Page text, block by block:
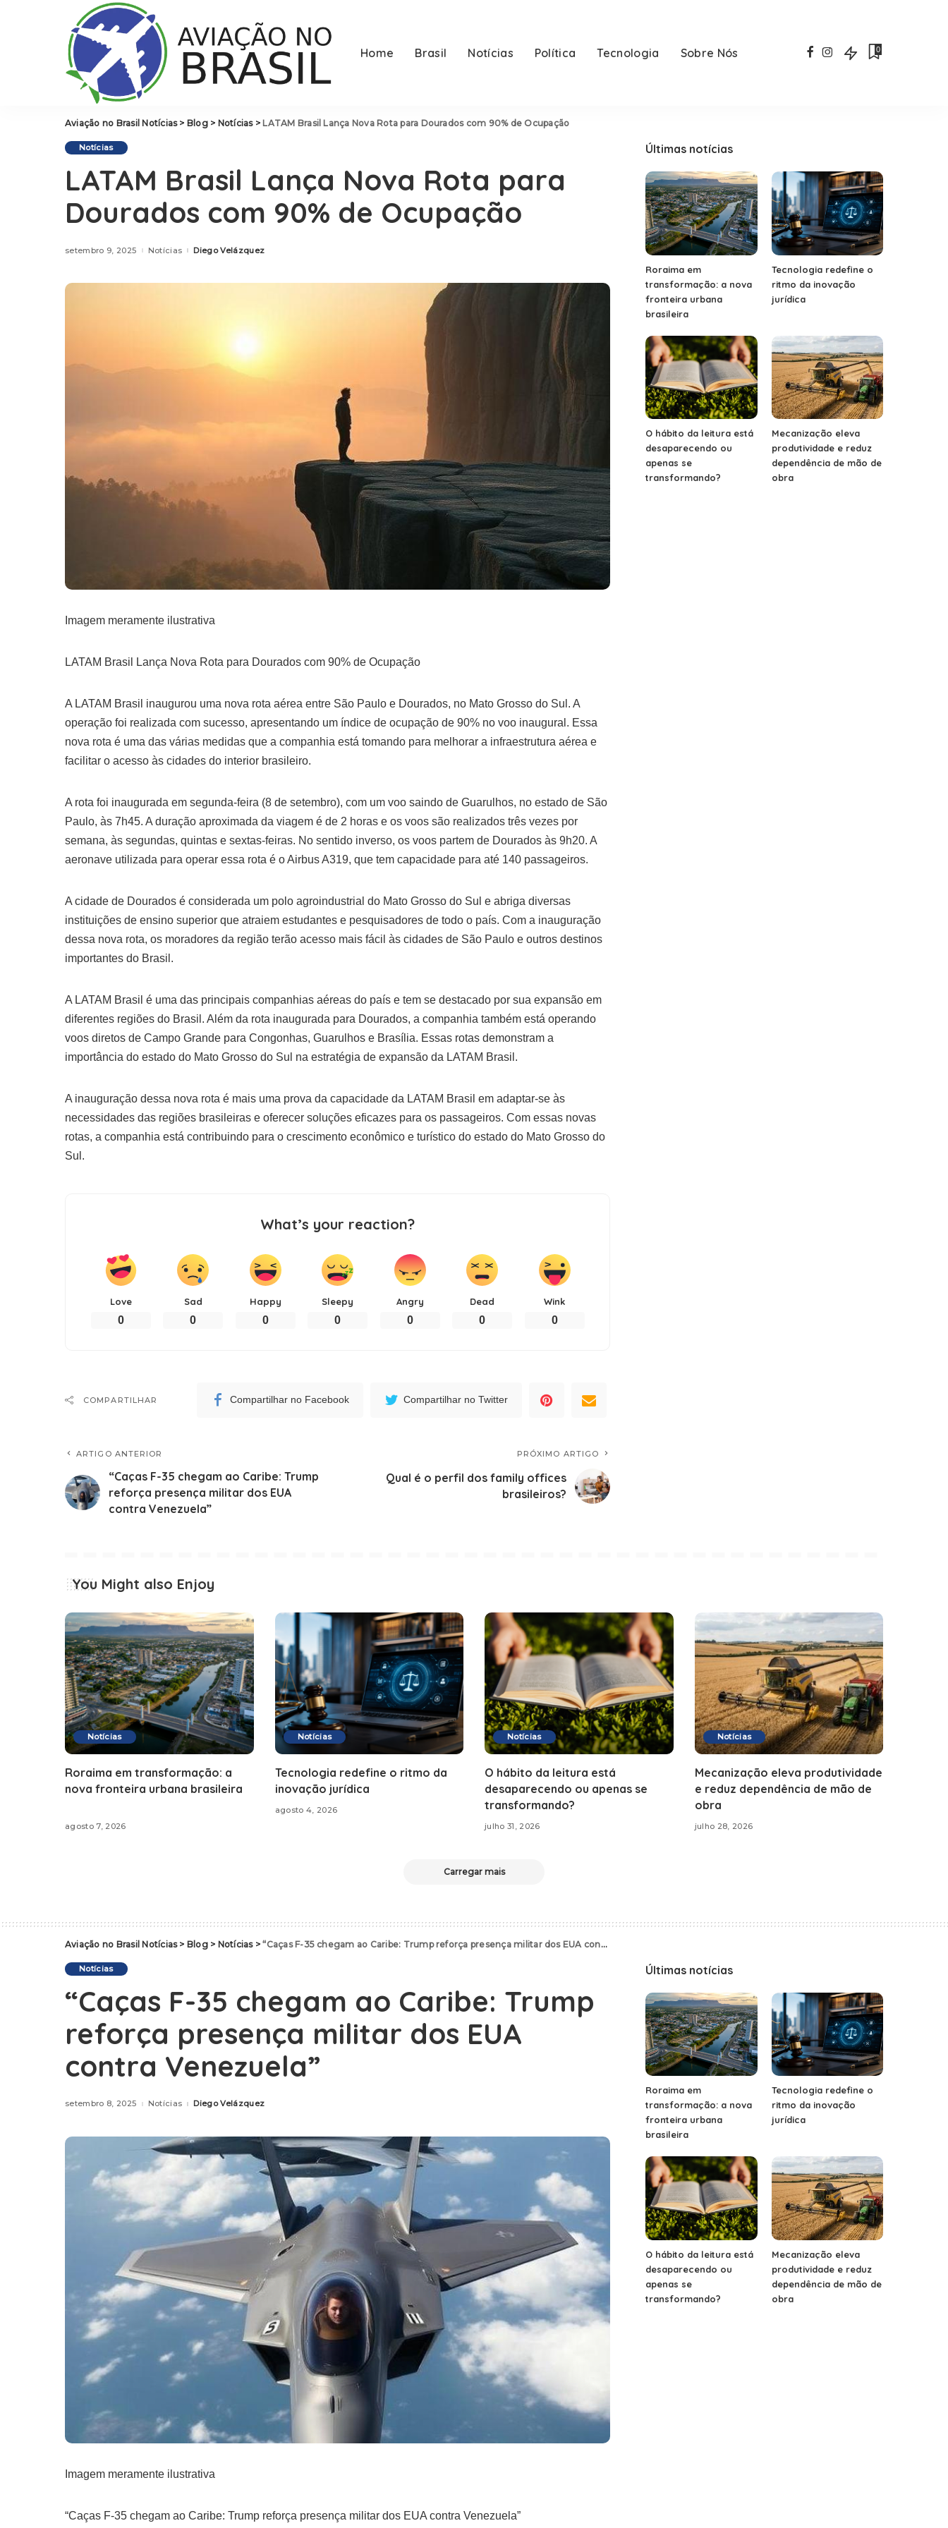
Home Brasil Notícias Política Tecnologia Sobre Nós 0
Aviação no Brasil Notícias> Blog> Notícias> LATAM Brasil Lança Nova Rota para Dourados com 90% de Ocupação
Notícias
LATAM Brasil Lança Nova Rota para
Dourados com 90% de Ocupação
setembro 9, 2025 NotíciasPosted
Diego Velázquez
Imagem meramente ilustrativa
LATAM Brasil Lança Nova Rota para Dourados com 90% de Ocupação
A LATAM Brasil inaugurou uma nova rota aérea entre São Paulo e Dourados, no Mato Grosso do Sul. A
operação foi realizada com sucesso, apresentando um índice de ocupação de 90% no voo inaugural. Essa
nova rota é uma das várias medidas que a companhia está tomando para melhorar a infraestrutura aérea e
facilitar o acesso às cidades do interior brasileiro.
A rota foi inaugurada em segunda-feira (8 de setembro), com um voo saindo de Guarulhos, no estado de São
Paulo, às 7h45. A duração aproximada da viagem é de 2 horas e os voos são realizados três vezes por
semana, às segundas, quintas e sextas-feiras. No sentido inverso, os voos partem de Dourados às 9h20. A
aeronave utilizada para operar essa rota é o Airbus A319, que tem capacidade para até 140 passageiros.
A cidade de Dourados é considerada um polo agroindustrial do Mato Grosso do Sul e abriga diversas
instituições de ensino superior que atraiem estudantes e pesquisadores de todo o país. Com a inauguração
dessa nova rota, os moradores da região terão acesso mais fácil às cidades de São Paulo e outros destinos
importantes do Brasil.
A LATAM Brasil é uma das principais companhias aéreas do país e tem se destacado por sua expansão em
diferentes regiões do Brasil. Além da rota inaugurada para Dourados, a companhia também está operando
voos diretos de Campo Grande para Congonhas, Guarulhos e Brasília. Essas rotas demonstram a
importância do estado do Mato Grosso do Sul na estratégia de expansão da LATAM Brasil.
A inauguração dessa nova rota é mais uma prova da capacidade da LATAM Brasil em adaptar-se às
necessidades das regiões brasileiras e oferecer soluções eficazes para os passageiros. Com essas novas
rotas, a companhia está contribuindo para o crescimento econômico e turístico do estado do Mato Grosso do
Sul.
What’s your reaction?
Love
0
Sad
0
Happy
0
Sleepy
0
Angry
0
Dead
0
Wink
0
COMPARTILHAR Compartilhar no Facebook Compartilhar no Twitter
ARTIGO ANTERIOR
“Caças F-35 chegam ao Caribe: Trump
reforça presença militar dos EUA
contra Venezuela”
PRÓXIMO ARTIGO
Qual é o perfil dos family offices
brasileiros?
Últimas notícias
Roraima em
transformação: a nova
fronteira urbana
brasileira
Tecnologia redefine o
ritmo da inovação
jurídica
O hábito da leitura está
desaparecendo ou
apenas se
transformando?
Mecanização eleva
produtividade e reduz
dependência de mão de
obra
You Might also Enjoy
Notícias
Roraima em transformação: a
nova fronteira urbana brasileira
agosto 7, 2026
Notícias
Tecnologia redefine o ritmo da
inovação jurídica
agosto 4, 2026
Notícias
O hábito da leitura está
desaparecendo ou apenas se
transformando?
julho 31, 2026
Notícias
Mecanização eleva produtividade
e reduz dependência de mão de
obra
julho 28, 2026
Carregar mais
Aviação no Brasil Notícias> Blog> Notícias>“Caças F-35 chegam ao Caribe: Trump reforça presença militar dos EUA contra Venezuela”
Notícias
“Caças F-35 chegam ao Caribe: Trump
reforça presença militar dos EUA
contra Venezuela”
setembro 8, 2025 NotíciasPosted
Diego Velázquez
Imagem meramente ilustrativa
“Caças F-35 chegam ao Caribe: Trump reforça presença militar dos EUA contra Venezuela”
Últimas notícias
Roraima em
transformação: a nova
fronteira urbana
brasileira
Tecnologia redefine o
ritmo da inovação
jurídica
O hábito da leitura está
desaparecendo ou
apenas se
transformando?
Mecanização eleva
produtividade e reduz
dependência de mão de
obra